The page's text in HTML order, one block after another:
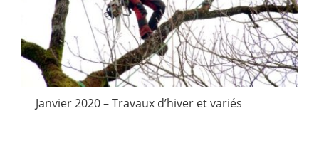
Janvier 2020 – Travaux d’hiver et variés